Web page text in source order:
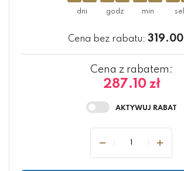
Cena bez rabatu: 319.00
Cena z rabatem:
287.10 zł